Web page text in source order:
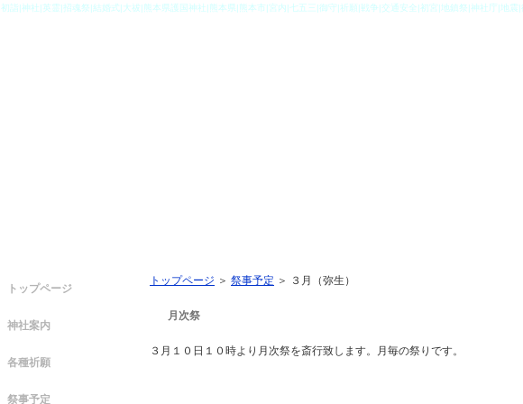
初詣|神社|英霊|招魂祭|結婚式|大祓|熊本県護国神社|熊本県|熊本市|宮内|七五三|御守|祈願|戦争|交通安全|初宮|地鎮祭|神社庁|地震|
トップページ ＞ 祭事予定 ＞ ３月（弥生）
月次祭
３月１０日１０時より月次祭を斎行致します。月毎の祭りです。
トップページ
神社案内
各種祈願
祭事予定